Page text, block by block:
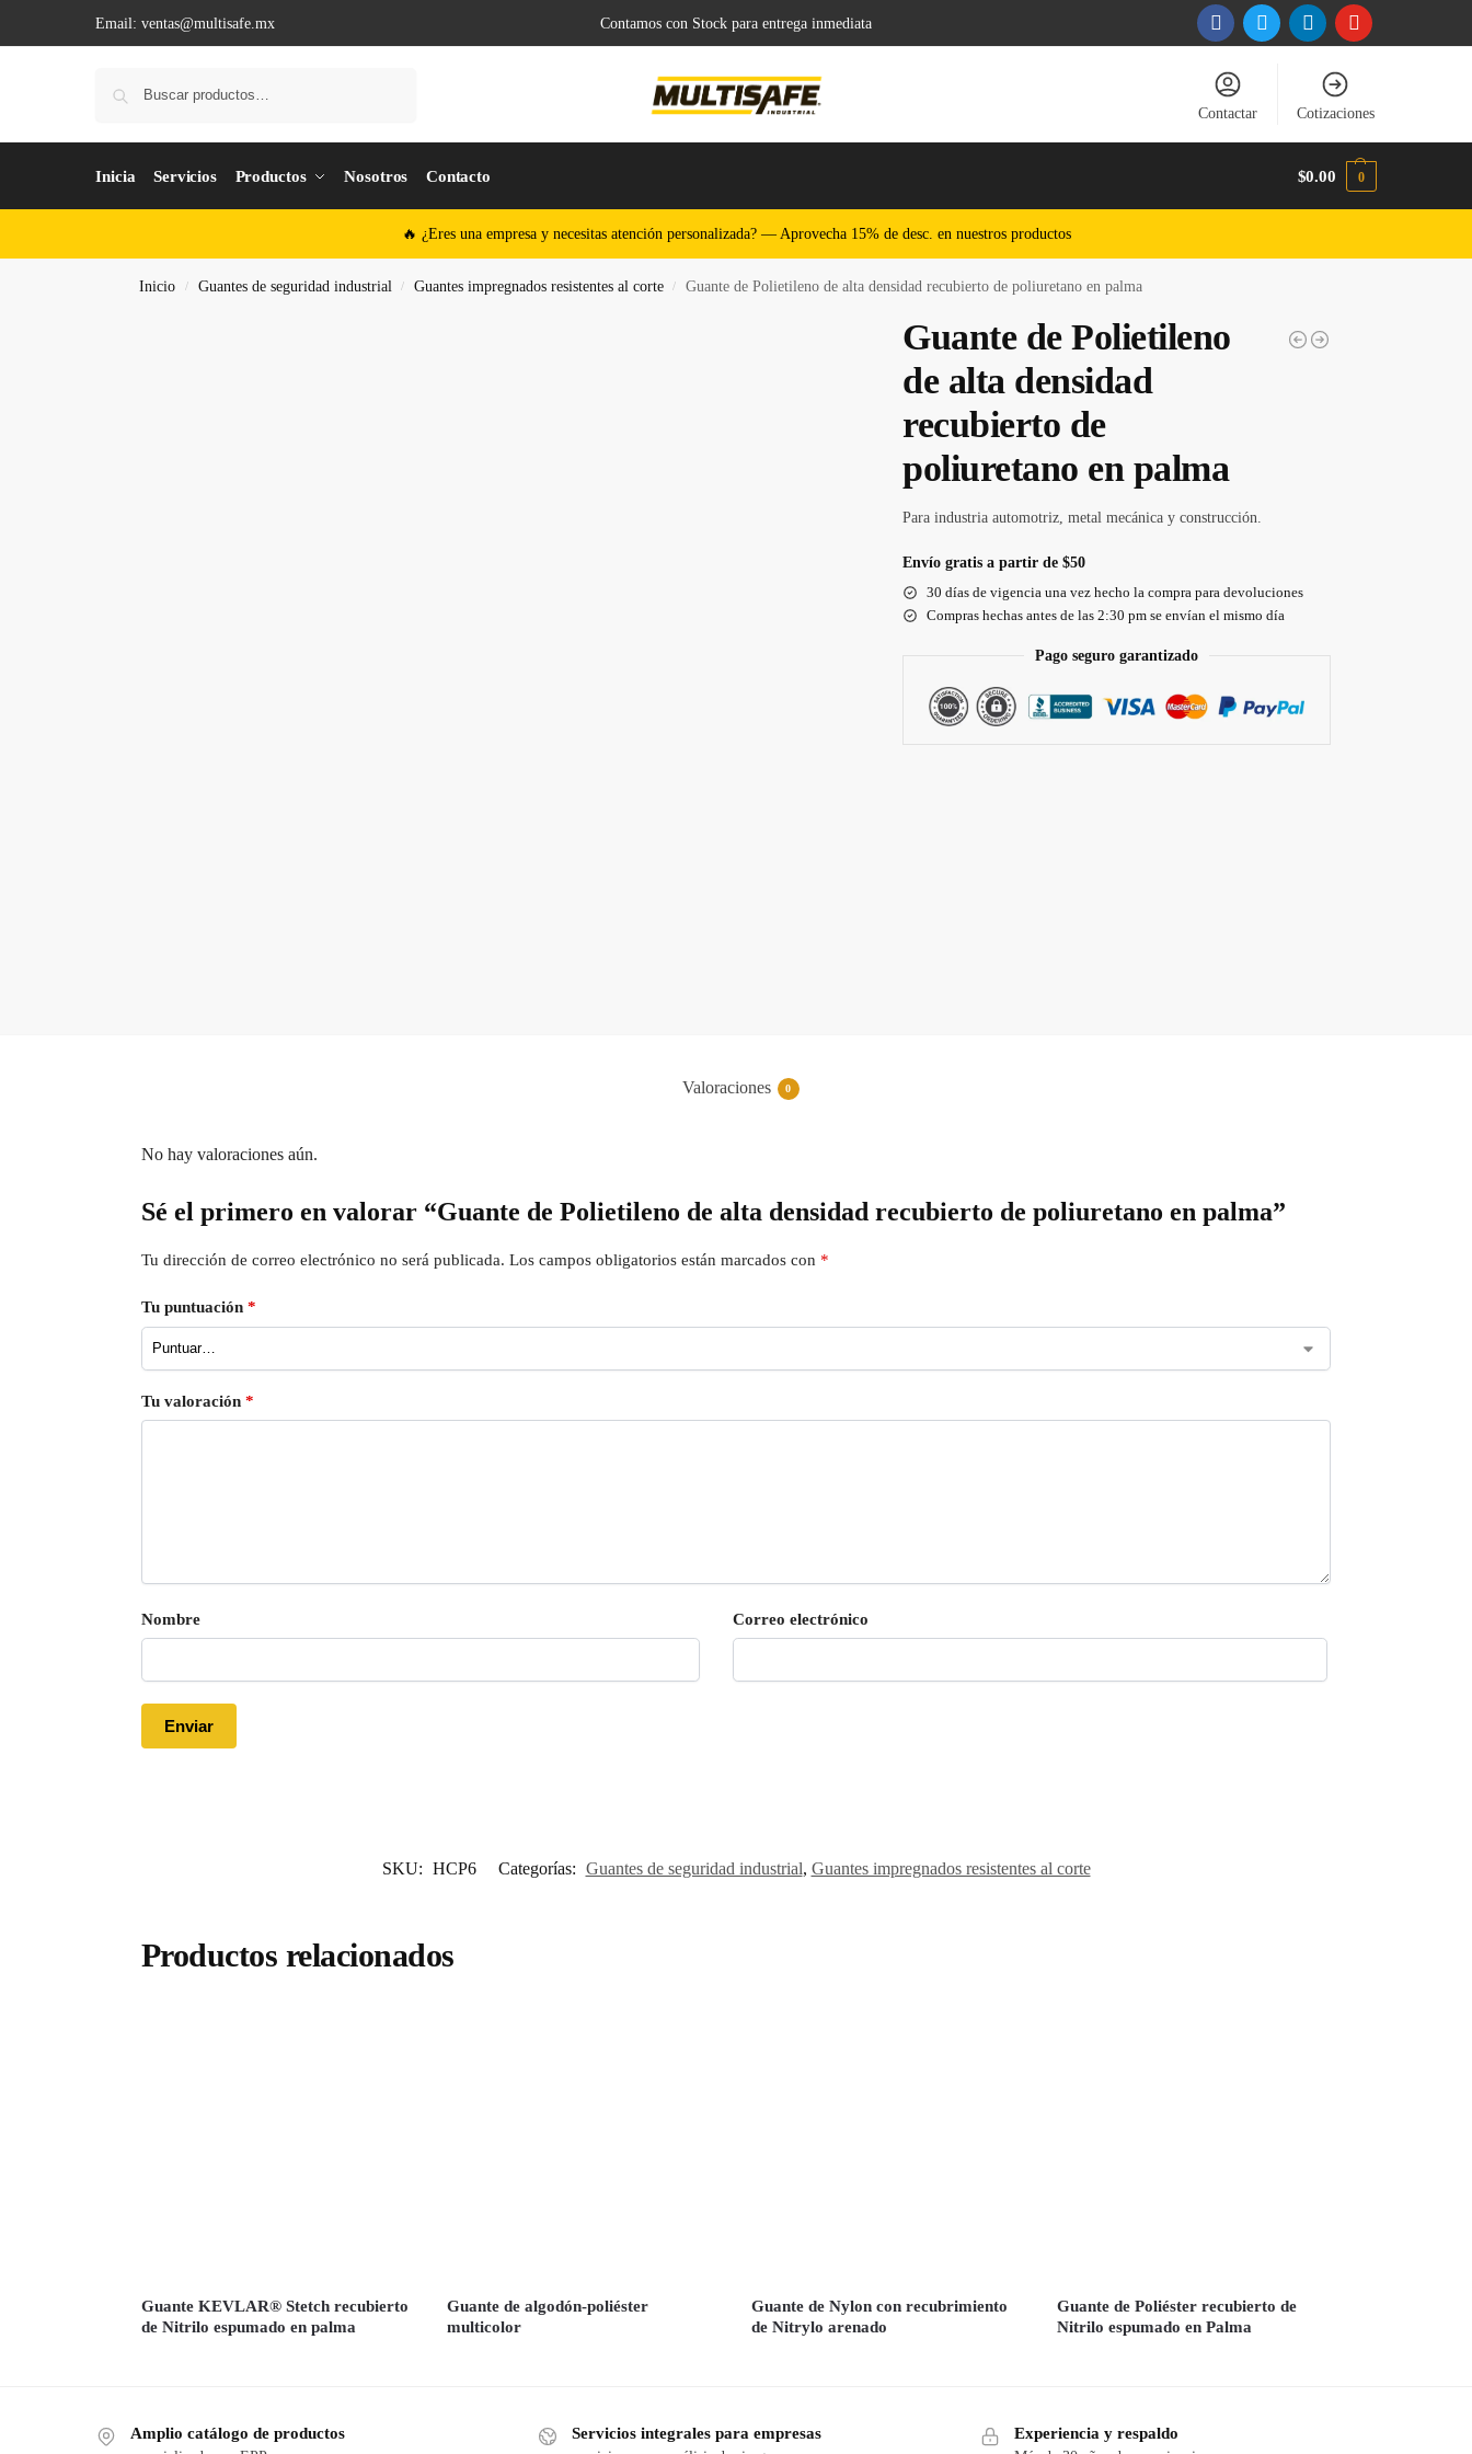
Email: ventas@multisafe.mx Contamos con Stock para entrega inmediata
Contactar Cotizaciones
Inicia Servicios Productos Nosotros Contacto $0.00 0
🔥 ¿Eres una empresa y necesitas atención personalizada? — Aprovecha 15% de desc. en nuestros productos
Inicio / Guantes de seguridad industrial / Guantes impregnados resistentes al corte / Guante de Polietileno de alta densidad recubierto de poliuretano en palma
Guante de Polietileno
de alta densidad
recubierto de
poliuretano en palma
Para industria automotriz, metal mecánica y construcción.
Envío gratis a partir de $50
30 días de vigencia una vez hecho la compra para devoluciones
Compras hechas antes de las 2:30 pm se envían el mismo día
Pago seguro garantizado
Valoraciones 0
No hay valoraciones aún.
Sé el primero en valorar “Guante de Polietileno de alta densidad recubierto de poliuretano en palma”
Tu dirección de correo electrónico no será publicada. Los campos obligatorios están marcados con *
Tu puntuación *
Tu valoración *
Nombre Correo electrónico
SKU: HCP6 Categorías: Guantes de seguridad industrial, Guantes impregnados resistentes al corte
Productos relacionados
Guante KEVLAR® Stetch recubierto
de Nitrilo espumado en palma
Guante de algodón-poliéster
multicolor
Guante de Nylon con recubrimiento
de Nitrylo arenado
Guante de Poliéster recubierto de
Nitrilo espumado en Palma
Amplio catálogo de productos Servicios integrales para empresas Experiencia y respaldo